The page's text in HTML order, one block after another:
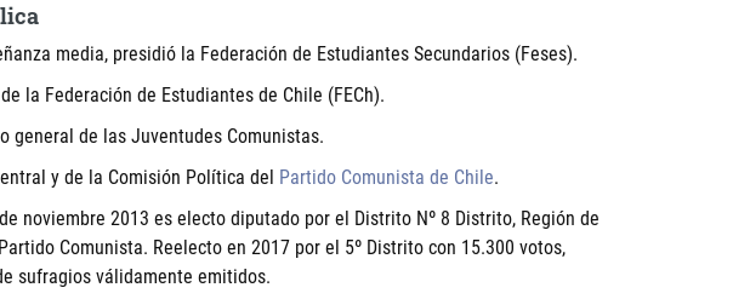
media, presidió la Federación de Estudiantes Secundarios (Feses).
la Federación de Estudiantes de Chile (FECh).
general de las Juventudes Comunistas.
y de la Comisión Política del Partido Comunista de Chile.
noviembre 2013 es electo diputado por el Distrito Nº 8 Distrito, Región de
Comunista. Reelecto en 2017 por el 5º Distrito con 15.300 votos,
sufragios válidamente emitidos.